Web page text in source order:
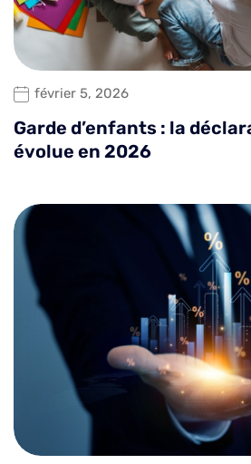
février 5, 2026
Garde d’enfants : la
évolue en 2026